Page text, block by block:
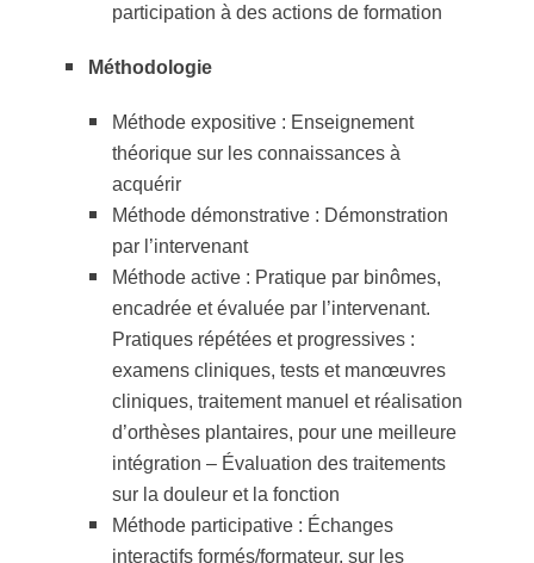
participation à des actions de formation
Méthodologie
Méthode expositive : Enseignement
théorique sur les connaissances à
acquérir
Méthode démonstrative : Démonstration
par l’intervenant
Méthode active : Pratique par binômes,
encadrée et évaluée par l’intervenant.
Pratiques répétées et progressives :
examens cliniques, tests et manœuvres
cliniques, traitement manuel et réalisation
d’orthèses plantaires, pour une meilleure
intégration – Évaluation des traitements
sur la douleur et la fonction
Méthode participative : Échanges
interactifs formés/formateur, sur les